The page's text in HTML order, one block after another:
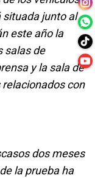
junto al
este año la
salas de
y la sala de
con
dos meses
la prueba ha